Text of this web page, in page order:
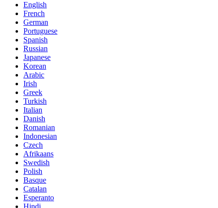
English
French
German
Portuguese
Spanish
Russian
Japanese
Korean
Arabic
Irish
Greek
Turkish
Italian
Danish
Romanian
Indonesian
Czech
Afrikaans
Swedish
Polish
Basque
Catalan
Esperanto